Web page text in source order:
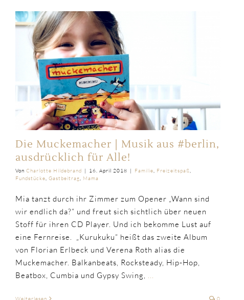
Die Muckemacher | Musik aus #berlin,
ausdrücklich für Alle!
Von Charlotte Hildebrand | 16. April 2018 | Familie, Freizeitspaß,
Fundstücke, Gastbeitrag, Mama
Mia tanzt durch ihr Zimmer zum Opener „Wann sind
wir endlich da?“ und freut sich sichtlich über neuen
Stoff für ihren CD Player. Und ich bekomme Lust auf
eine Fernreise. „Kurukuku“ heißt das zweite Album
von Florian Erlbeck und Verena Roth alias die
Muckemacher. Balkanbeats, Rocksteady, Hip-Hop,
Beatbox, Cumbia und Gypsy Swing,
Weiterlesen 0